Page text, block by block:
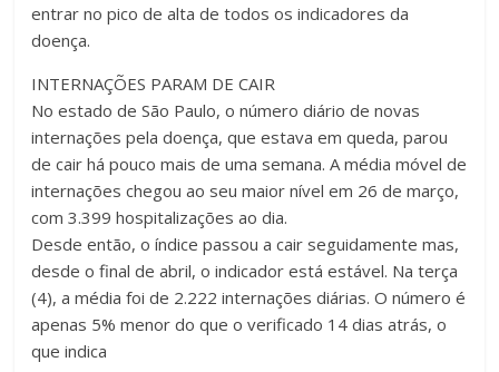
entrar no pico de alta de todos os indicadores da
doença.
INTERNAÇÕES PARAM DE CAIR
No estado de São Paulo, o número diário de novas
internações pela doença, que estava em queda, parou
de cair há pouco mais de uma semana. A média móvel de
internações chegou ao seu maior nível em 26 de março,
com 3.399 hospitalizações ao dia.
Desde então, o índice passou a cair seguidamente mas,
desde o final de abril, o indicador está estável. Na terça
(4), a média foi de 2.222 internações diárias. O número é
apenas 5% menor do que o verificado 14 dias atrás, o
que indica